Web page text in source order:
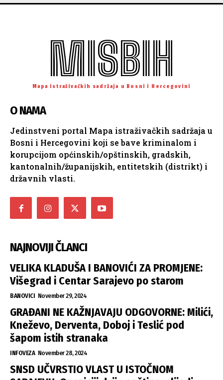
MISBIH
Mapa istraživačkih sadržaja u Bosni i Hercegovini
O NAMA
Jedinstveni portal Mapa istraživačkih sadržaja u
Bosni i Hercegovini koji se bave kriminalom i
korupcijom općinskih/opštinskih, gradskih,
kantonalnih/županijskih, entitetskih (distrikt) i
državnih vlasti.
NAJNOVIJI ČLANCI
VELIKA KLADUŠA I BANOVIĆI ZA PROMJENE:
Višegrad i Centar Sarajevo po starom
BANOVICI November 29, 2024
GRAĐANI NE KAŽNJAVAJU ODGOVORNE: Milići,
Kneževo, Derventa, Doboj i Teslić pod
šapom istih stranaka
INFOVEZA November 28, 2024
SNSD UČVRSTIO VLAST U ISTOČNOM